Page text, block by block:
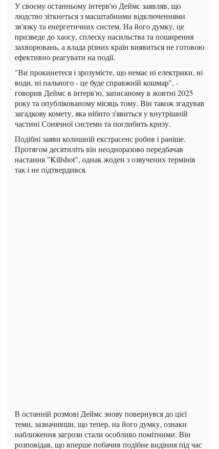
У своєму останньому інтерв'ю Деймс заявляв, що
людство зіткнеться з масштабними відключеннями
зв'язку та енергетичних систем. На його думку, це
призведе до хаосу, сплеску насильства та поширення
захворювань, а влада різних країн виявиться не готовою
ефективно реагувати на події.
"Ви прокинетеся і зрозумієте, що немає ні електрики, ні
води, ні пального - це буде справжній кошмар", -
говорив Деймс в інтерв'ю, записаному в жовтні 2025
року та опублікованому місяць тому. Він також згадував
загадкову комету, яка нібито з'явиться у внутрішній
частині Сонячної системи та поглибить кризу.
Подібні заяви колишній екстрасенс робив і раніше.
Протягом десятиліть він неодноразово передбачав
настання "Killshot", однак жоден з озвучених термінів
так і не підтвердився.
В останній розмові Деймс знову повернувся до цієї
теми, зазначивши, що тепер, на його думку, ознаки
наближення загрози стали особливо помітними. Він
розповідав, що вперше побачив подібне видіння під час